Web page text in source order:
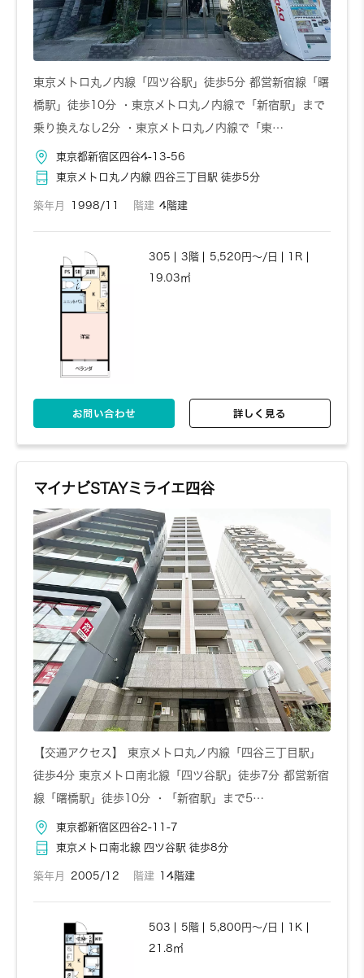
東京メトロ丸ノ内線「四ツ谷駅」徒歩5分 都営新宿線「曙
橋駅」徒歩10分 ・東京メトロ丸ノ内線で「新宿駅」まで
乗り換えなし2分 ・東京メトロ丸ノ内線で「東…
東京都新宿区四谷4-13-56
東京メトロ丸ノ内線 四谷三丁目駅 徒歩5分
築年月 1998/11 階建 4階建
305 3階 5,520円～/日
1R
19.03㎡
お問い合わせ 詳しく見る
マイナビSTAYミライエ四谷
【交通アクセス】 東京メトロ丸ノ内線「四谷三丁目駅」
徒歩4分 東京メトロ南北線「四ツ谷駅」徒歩7分 都営新宿
線「曙橋駅」徒歩10分 ・「新宿駅」まで5…
東京都新宿区四谷2-11-7
東京メトロ南北線 四ツ谷駅 徒歩8分
築年月 2005/12 階建 14階建
503 5階 5,800円～/日
1K
21.8㎡